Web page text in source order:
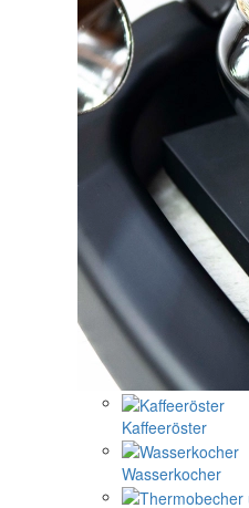
Kaffeeröster
Wasserkocher